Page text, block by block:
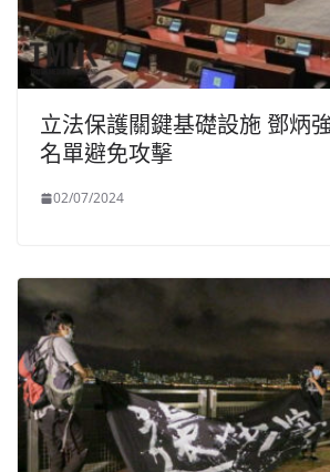
立法保護關鍵基礎設施 鄧炳
名單避免攻擊
02/07/2024